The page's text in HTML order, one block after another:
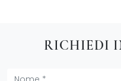
RICHIEDI